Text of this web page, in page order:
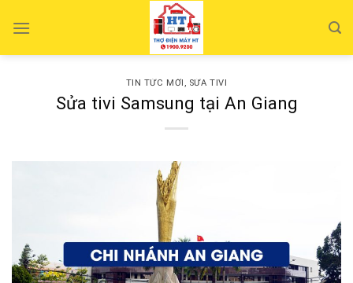
TIN TỨC MỚI , SỬA TIVI
Sửa tivi Samsung tại An Giang